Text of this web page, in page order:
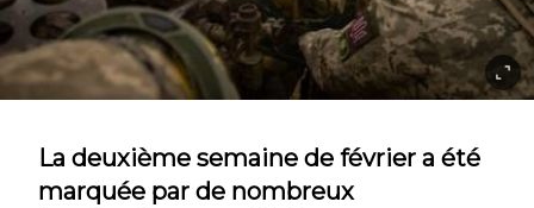
La deuxième semaine de février a été
marquée par de nombreux